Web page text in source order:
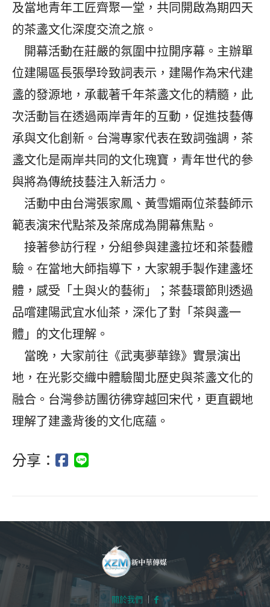
及當地青年工匠齊聚一堂，共同開啟為期四天
的茶盞文化深度交流之旅。
開幕活動在莊嚴的氛圍中拉開序幕。主辦單
位建陽區長張學玲致詞表示，建陽作為宋代建
盞的發源地，承載著千年茶盞文化的精髓，此
次活動旨在透過兩岸青年的互動，促進技藝傳
承與文化創新。台灣專家代表在致詞強調，茶
盞文化是兩岸共同的文化瑰寶，青年世代的參
與將為傳統技藝注入新活力。
活動中由台灣張家鳳、黃雪媚兩位茶藝師示
範表演宋代點茶及茶席成為開幕焦點。
接著參訪行程，分組參與建盞拉坯和茶藝體
驗。在當地大師指導下，大家親手製作建盞坯
體，感受「土與火的藝術」；茶藝環節則透過
品嚐建陽武宜水仙茶，深化了對「茶與盞一
體」的文化理解。
當晚，大家前往《武夷夢華錄》實景演出
地，在光影交織中體驗閩北歷史與茶盞文化的
融合。台灣參訪團彷彿穿越回宋代，更直觀地
理解了建盞背後的文化底蘊。
分享：
關於我們 ｜